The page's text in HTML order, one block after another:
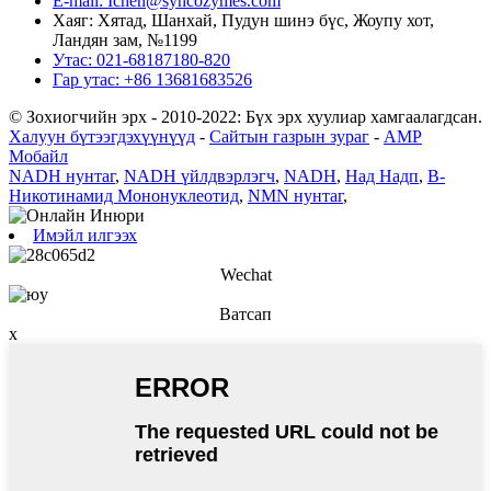
Хаяг: Хятад, Шанхай, Пудун шинэ бүс, Жоупу хот,
Ландян зам, №1199
Утас: 021-68187180-820
Гар утас: +86 13681683526
© Зохиогчийн эрх - 2010-2022: Бүх эрх хуулиар хамгаалагдсан.
Халуун бүтээгдэхүүнүүд - Сайтын газрын зураг - AMP
Мобайл
NADH нунтаг, NADH үйлдвэрлэгч, NADH, Над Надп, Β-
Никотинамид Мононуклеотид, NMN нунтаг,
Имэйл илгээх
Wechat
Ватсап
x